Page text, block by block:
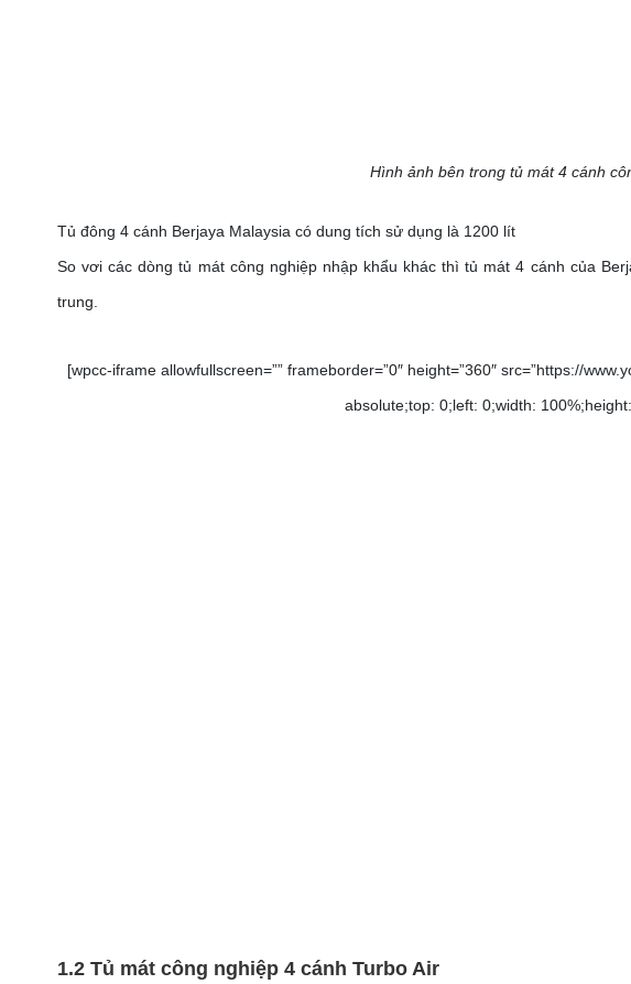
Hình ảnh bên trong tủ mát 4 cánh
Tủ đông 4 cánh Berjaya Malaysia có dung tích sử dụng là 1200 lít
So vơi các dòng tủ mát công nghiệp nhập khẩu khác thì tủ mát 4 cánh của
trung.
[wpcc-iframe allowfullscreen=”” frameborder=”0″ height=”360″ src=”https://
absolute;top: 0;left: 0;width: 100%;height:
1.2 Tủ mát công nghiệp 4 cánh Turbo Air